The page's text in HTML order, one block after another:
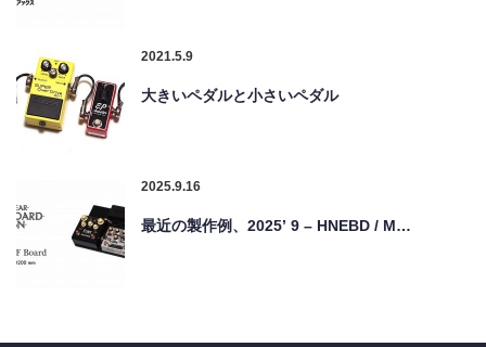
2021.5.9
大きいペダルと小さいペダル
2025.9.16
最近の製作例、2025’ 9 – HNEBD / M…